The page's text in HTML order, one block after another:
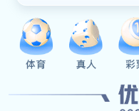
食（乳）品工程
发酵罐